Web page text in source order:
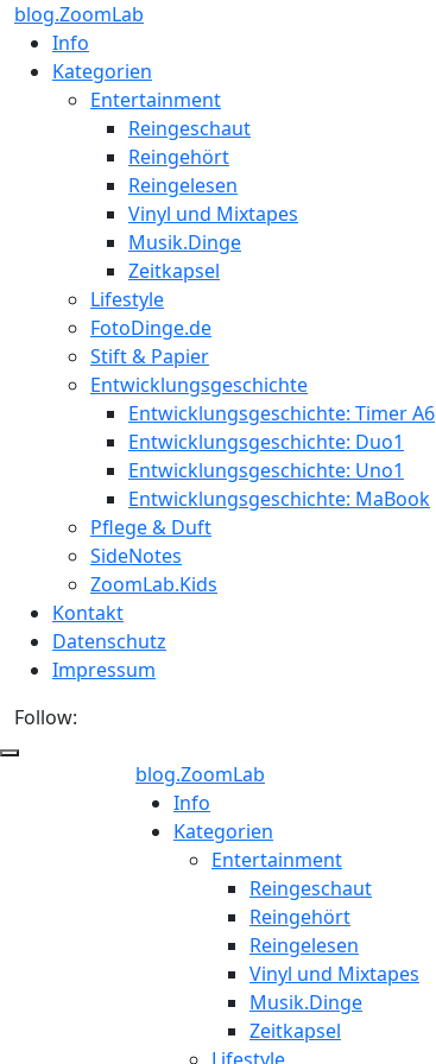
blog.ZoomLab
Info
Kategorien
Entertainment
Reingeschaut
Reingehört
Reingelesen
Vinyl und Mixtapes
Musik.Dinge
Zeitkapsel
Lifestyle
FotoDinge.de
Stift & Papier
Entwicklungsgeschichte
Entwicklungsgeschichte: Timer A6
Entwicklungsgeschichte: Duo1
Entwicklungsgeschichte: Uno1
Entwicklungsgeschichte: MaBook
Pflege & Duft
SideNotes
ZoomLab.Kids
Kontakt
Datenschutz
Impressum
Follow:
blog.ZoomLab
ZoomLab
pers.
Blog
Info
Kategorien
Entertainment
Reingeschaut
Reingehört
Reingelesen
Vinyl und Mixtapes
Musik.Dinge
Zeitkapsel